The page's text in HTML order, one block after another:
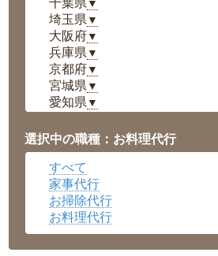
千葉県 ▼
埼玉県 ▼
大阪府▼
兵庫県 ▼
京都府▼
宮城県 ▼
愛知県 ▼
岡山県▼
広島県▼
沖縄県
選択中の職種：お料理代行
すべて
家事代行
お掃除代行
お料理代行